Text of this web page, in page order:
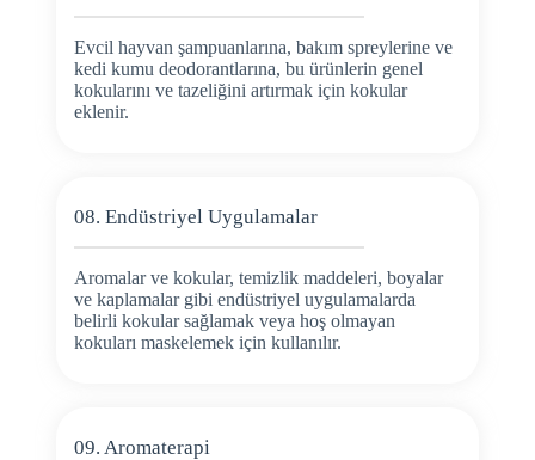
Evcil hayvan şampuanlarına, bakım spreylerine ve
kedi kumu deodorantlarına, bu ürünlerin genel
kokularını ve tazeliğini artırmak için kokular
eklenir.
08. Endüstriyel Uygulamalar
Aromalar ve kokular, temizlik maddeleri, boyalar
ve kaplamalar gibi endüstriyel uygulamalarda
belirli kokular sağlamak veya hoş olmayan
kokuları maskelemek için kullanılır.
09. Aromaterapi